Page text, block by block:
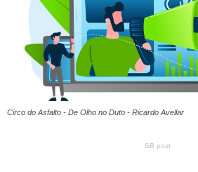
Circo do Asfalto - De Olho no Duto - Ricardo Avellar
SB post